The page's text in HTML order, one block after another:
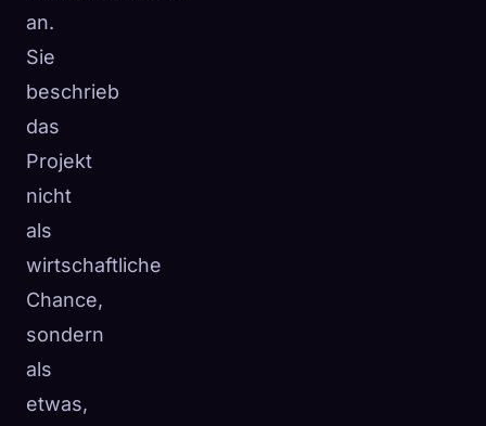
an.
Sie
beschrieb
das
Projekt
nicht
als
wirtschaftliche
Chance,
sondern
als
etwas,